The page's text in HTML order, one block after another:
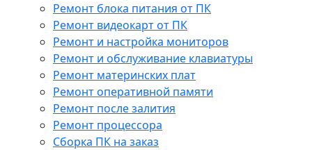
Ремонт блока питания от ПК
Ремонт видеокарт от ПК
Ремонт и настройка мониторов
Ремонт и обслуживание клавиатуры
Ремонт материнских плат
Ремонт оперативной памяти
Ремонт после залития
Ремонт процессора
Сборка ПК на заказ